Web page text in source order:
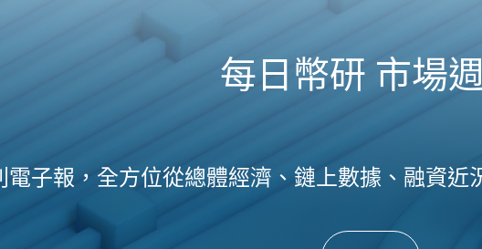
每日幣研 市場
電子報，全方位從總體經濟、鏈上數據、融資近